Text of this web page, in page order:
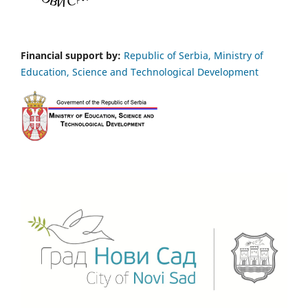
Financial support by: Republic of Serbia, Ministry of
Education, Science and Technological Development